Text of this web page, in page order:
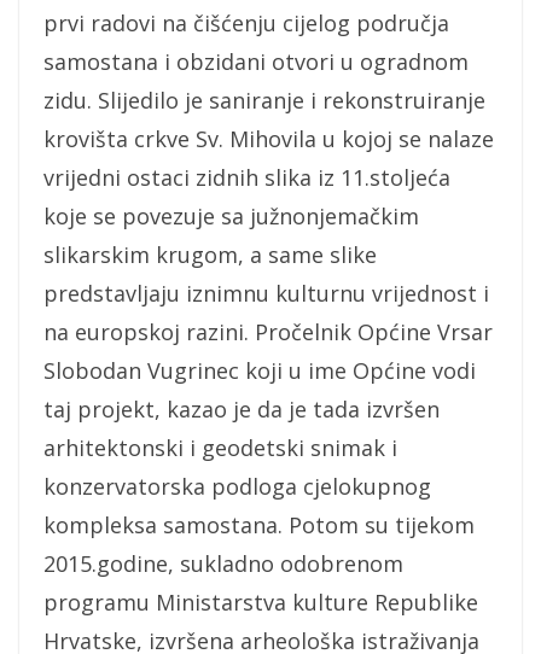
prvi radovi na čišćenju cijelog područja
samostana i obzidani otvori u ogradnom
zidu. Slijedilo je saniranje i rekonstruiranje
krovišta crkve Sv. Mihovila u kojoj se nalaze
vrijedni ostaci zidnih slika iz 11.stoljeća
koje se povezuje sa južnonjemačkim
slikarskim krugom, a same slike
predstavljaju iznimnu kulturnu vrijednost i
na europskoj razini. Pročelnik Općine Vrsar
Slobodan Vugrinec koji u ime Općine vodi
taj projekt, kazao je da je tada izvršen
arhitektonski i geodetski snimak i
konzervatorska podloga cjelokupnog
kompleksa samostana. Potom su tijekom
2015.godine, sukladno odobrenom
programu Ministarstva kulture Republike
Hrvatske, izvršena arheološka istraživanja